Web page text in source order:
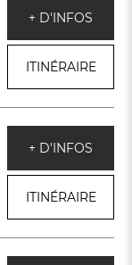
+ D'INFOS
ITINÉRAIRE
+ D'INFOS
ITINÉRAIRE